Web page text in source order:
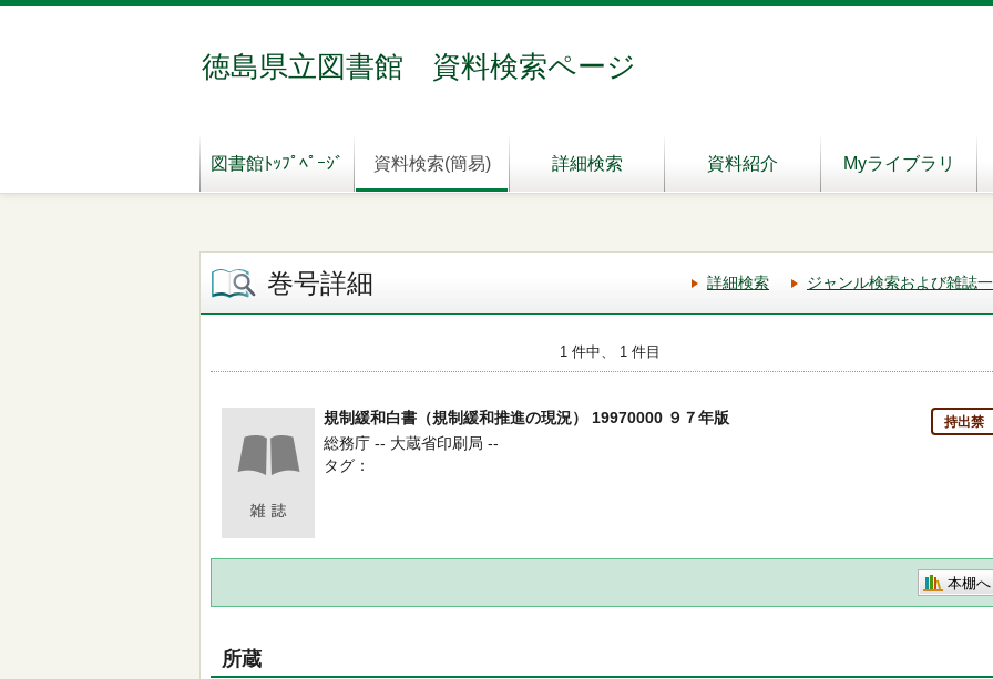
徳島県立図書館 資料検索ページ
図書館ﾄｯﾌﾟﾍﾟｰｼﾞ 資料検索(簡易) 詳細検索 資料紹介 Myライブラリ
巻号詳細 詳細検索 ジャンル検索および雑誌
1 件中、 1 件目
規制緩和白書（規制緩和推進の現況） 19970000 ９７年版 持出禁
総務庁 -- 大蔵省印刷局 --
タグ
本棚へ
所蔵